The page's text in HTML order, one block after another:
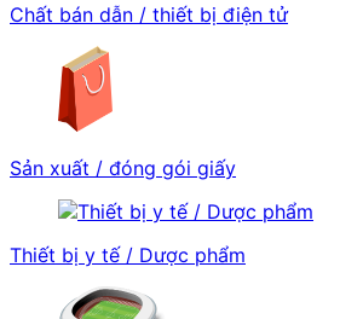
Chất bán dẫn / thiết bị điện tử
Sản xuất / đóng gói giấy
Thiết bị y tế / Dược phẩm